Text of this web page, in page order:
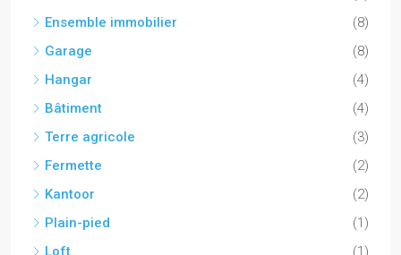
Ensemble immobilier
(8)
Garage
(8)
Hangar
(4)
Bâtiment
(4)
Terre agricole
(3)
Fermette
(2)
Kantoor
(2)
Plain-pied
(1)
Loft
(1)